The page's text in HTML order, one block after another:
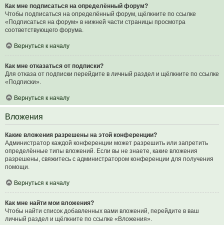
Как мне подписаться на определённый форум?
Чтобы подписаться на определённый форум, щёлкните по ссылке
«Подписаться на форум» в нижней части страницы просмотра
соответствующего форума.
Вернуться к началу
Как мне отказаться от подписки?
Для отказа от подписки перейдите в личный раздел и щёлкните по ссылке
«Подписки».
Вернуться к началу
Вложения
Какие вложения разрешены на этой конференции?
Администратор каждой конференции может разрешить или запретить
определённые типы вложений. Если вы не знаете, какие вложения
разрешены, свяжитесь с администратором конференции для получения
помощи.
Вернуться к началу
Как мне найти мои вложения?
Чтобы найти список добавленных вами вложений, перейдите в ваш
личный раздел и щёлкните по ссылке «Вложения».